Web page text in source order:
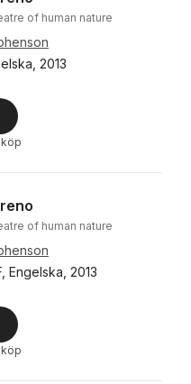
of human nature
2013
of human nature
Engelska 2013